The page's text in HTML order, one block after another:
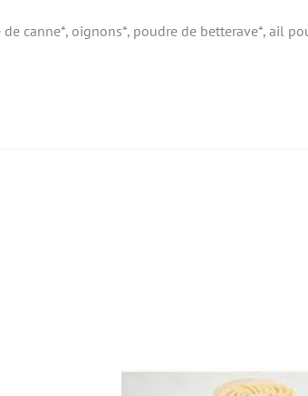
canne*, oignons*, poudre de betterave*, ail